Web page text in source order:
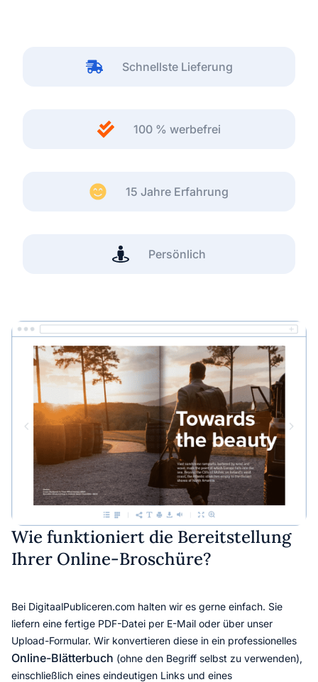
Schnellste Lieferung
100 % werbefrei
15 Jahre Erfahrung
Persönlich
Wie funktioniert die Bereitstellung
Ihrer Online-Broschüre?
Bei DigitaalPubliceren.com halten wir es gerne einfach. Sie
liefern eine fertige PDF-Datei per E-Mail oder über unser
Upload-Formular. Wir konvertieren diese in ein professionelles
Online-Blätterbuch (ohne den Begriff selbst zu verwenden),
einschließlich eines eindeutigen Links und eines